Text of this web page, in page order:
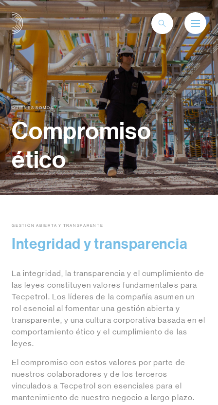
QUIÉNES SOMOS
Compromiso
ético
GESTIÓN ABIERTA Y TRANSPARENTE
Integridad y transparencia
La integridad, la transparencia y el cumplimiento de
las leyes constituyen valores fundamentales para
Tecpetrol. Los líderes de la compañía asumen un
rol esencial al fomentar una gestión abierta y
transparente, y una cultura corporativa basada en el
comportamiento ético y el cumplimiento de las
leyes.
El compromiso con estos valores por parte de
nuestros colaboradores y de los terceros
vinculados a Tecpetrol son esenciales para el
mantenimiento de nuestro negocio a largo plazo.